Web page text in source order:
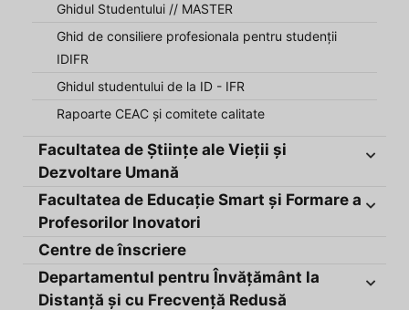
Ghidul Studentului // MASTER
Ghid de consiliere profesionala pentru studenții
IDIFR
Ghidul studentului de la ID - IFR
Rapoarte CEAC și comitete calitate
Facultatea de Științe ale Vieții și
Dezvoltare Umană
Facultatea de Educație Smart și Formare a
Profesorilor Inovatori
Centre de înscriere
Departamentul pentru Învățământ la
Distanță și cu Frecvență Redusă